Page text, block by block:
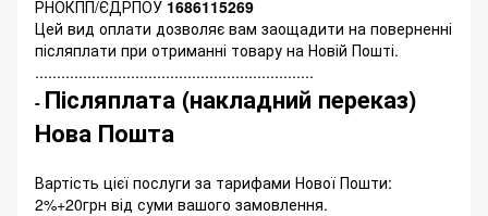
РНОКПП/ЄДРПОУ 1686115269
Цей вид оплати дозволяє вам заощадити на поверненні
післяплати при отриманні товару на Новій Пошті.
................................................................
- Післяплата (накладний переказ)
Нова Пошта
Вартість цієї послуги за тарифами Нової Пошти:
2%+20грн від суми вашого замовлення.